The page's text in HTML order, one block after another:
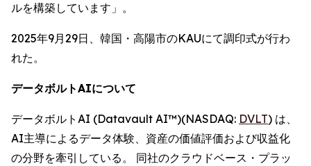
ルを構築しています」。
2025年9月29日、韓国・高陽市のKAUにて調印式が行わ
れた。
データボルトAIについて
データボルトAI (Datavault AI™)(NASDAQ: DVLT) は、
AI主導によるデータ体験、資産の価値評価および収益化
の分野を牽引している。 同社のクラウドベース・プラッ